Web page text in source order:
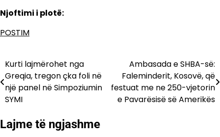
Njoftimi i plotë:
POSTIM
Lëvizje
te
postimet
Kurti lajmërohet nga
Greqia, tregon çka foli në
një panel në Simpoziumin
SYMI
Ambasada e SHBA-së:
Faleminderit, Kosovë, që
festuat me ne 250-vjetorin
e Pavarësisë së Amerikës
Lajme të ngjashme